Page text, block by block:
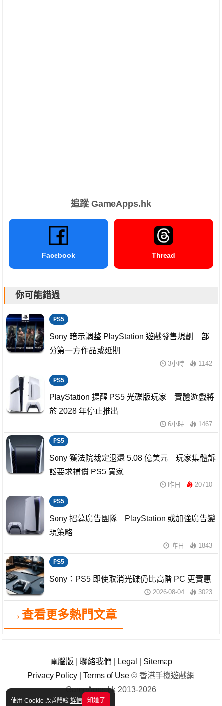
使用 Cookie 改善體驗 詳情 知道了
追蹤 GameApps.hk
Facebook Thread
你可能錯過
PS5
Sony 暗示調整 PlayStation 遊戲發售規劃 部
分第一方作品或延期
3小時 1142
PS5
PlayStation 提醒 PS5 光碟版玩家 實體遊戲將
於 2028 年停止推出
6小時 1467
PS5
Sony 獲法院裁定退還 5.08 億美元 玩家集體訴
訟要求補償 PS5 買家
昨日 20710
PS5
Sony 招募廣告團隊 PlayStation 或加強廣告變
現策略
昨日 1843
PS5
Sony：PS5 即使取消光碟仍比高階 PC 更實惠
2026-08-04 3023
→查看更多熱門文章
電腦版 聯絡我們 Legal
Sitemap
Privacy Policy
Terms of Use © 香港手機遊戲網
GameApps.hk 2013-2026